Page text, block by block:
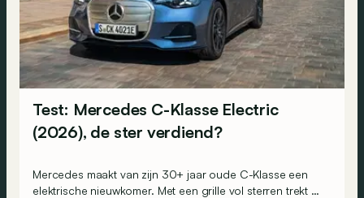
Test: Mercedes C-Klasse Electric
(2026), de ster verdiend?
Mercedes maakt van zijn 30+ jaar oude C-Klasse een
elektrische nieuwkomer. Met een grille vol sterren trekt hij